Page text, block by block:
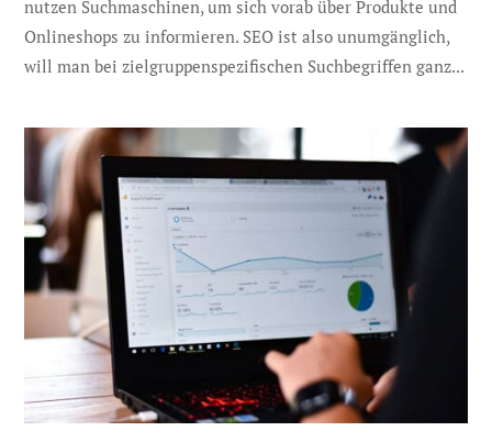
nutzen Suchmaschinen, um sich vorab über Produkte und
Onlineshops zu informieren. SEO ist also unumgänglich,
will man bei zielgruppenspezifischen Suchbegriffen ganz...